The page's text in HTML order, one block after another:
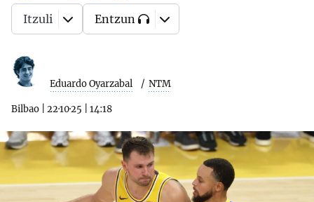
Eduardo Oyarzabal NTM
Bilbao 22·10·25 14:18
Itzuli Entzun